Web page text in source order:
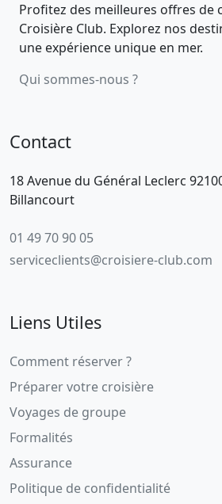
Profitez des meilleures offres de
Croisière Club. Explorez nos
une expérience unique en mer.
Qui sommes-nous ?
Contact
18 Avenue du Général Leclerc
Billancourt
01 49 70 90 05
serviceclients@croisiere-club.com
Liens Utiles
Comment réserver ?
Préparer votre croisière
Voyages de groupe
Formalités
Assurance
Politique de confidentialité